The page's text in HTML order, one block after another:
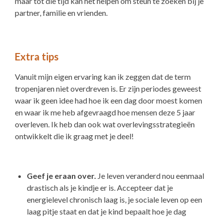
partner, familie en vrienden.
Extra tips
Vanuit mijn eigen ervaring kan ik zeggen dat de term
tropenjaren niet overdreven is. Er zijn periodes geweest
waar ik geen idee had hoe ik een dag door moest komen
en waar ik me heb afgevraagd hoe mensen deze 5 jaar
overleven. Ik heb dan ook wat overlevingsstrategieën
ontwikkelt die ik graag met je deel!
Geef je eraan over. Je leven veranderd nou eenmaal
drastisch als je kindje er is. Accepteer dat je
energielevel chronisch laag is, je sociale leven op een
laag pitje staat en dat je kind bepaalt hoe je dag